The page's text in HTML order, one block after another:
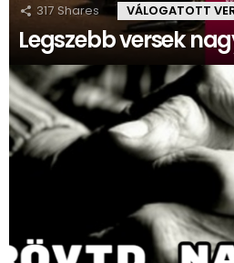
317 Shares VÁLOGATOTT
Legszebb versek